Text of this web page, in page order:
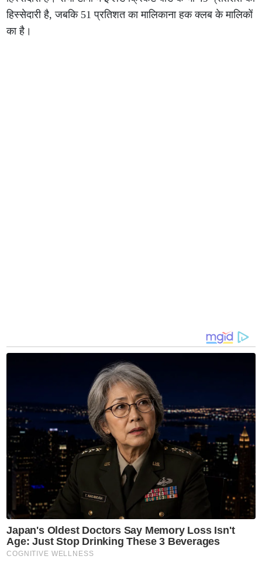
हिस्सेदारी है, जबकि 51 प्रतिशत का मालिकाना हक क्लब के मालिकों
का है।